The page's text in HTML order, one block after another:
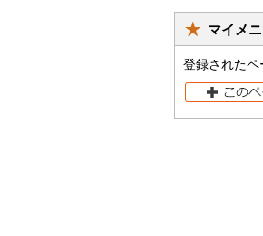
マイメ
登録されたペ